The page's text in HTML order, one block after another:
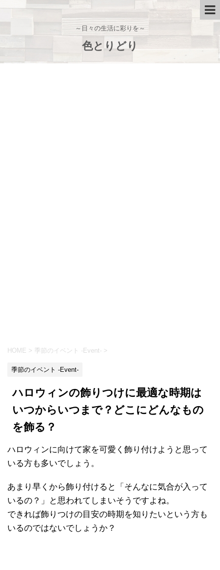
～日々の生活に彩りを～
色とりどり
HOME > 季節のイベント -Event- >
季節のイベント -Event-
ハロウィンの飾りつけに最適な時期は
いつからいつまで？どこにどんなもの
を飾る？
ハロウィンに向けて家を可愛く飾り付けようと思って
いる方も多いでしょう。
あまり早くから飾り付けると「そんなに気合が入って
いるの？」と思われてしまいそうですよね。
できれば飾りつけの目安の時期を知りたいという方も
いるのではないでしょうか？